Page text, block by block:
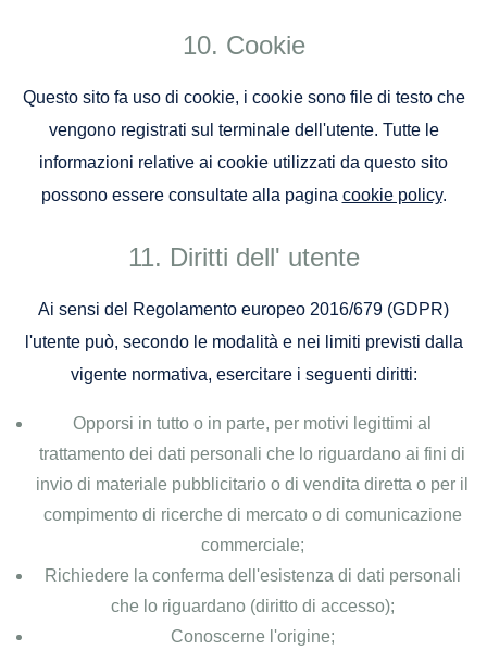
Cookie
Questo sito fa uso di cookie, i cookie sono file di testo che
vengono registrati sul terminale dell'utente. Tutte le
informazioni relative ai cookie utilizzati da questo sito
possono essere consultate alla pagina cookie policy.
Diritti dell' utente
Ai sensi del Regolamento europeo 2016/679 (GDPR)
l'utente può, secondo le modalità e nei limiti previsti dalla
vigente normativa, esercitare i seguenti diritti:
Opporsi in tutto o in parte, per motivi legittimi al
trattamento dei dati personali che lo riguardano ai fini di
invio di materiale pubblicitario o di vendita diretta o per il
compimento di ricerche di mercato o di comunicazione
commerciale;
Richiedere la conferma dell'esistenza di dati personali
che lo riguardano (diritto di accesso);
Conoscerne l'origine;